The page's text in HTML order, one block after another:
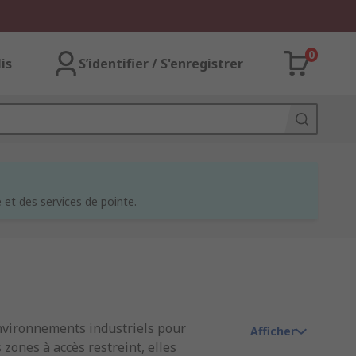
S’identifier / S'enregistrer
0
des services de pointe.
industriels pour
à accès restreint, elles
Afficher